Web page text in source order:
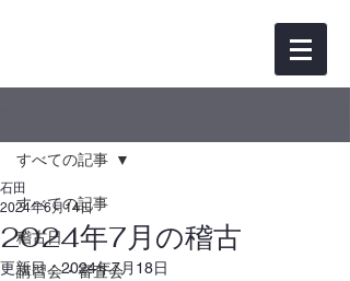
すべての記事
稽古日
講習会・審査会
すべての記事
2024年7月の稽古
石田
2024年6月14日
更新日：2024年7月18日